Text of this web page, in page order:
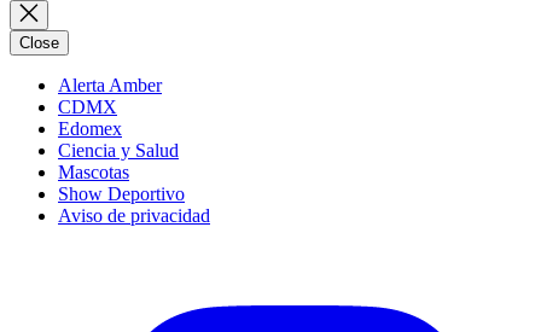
Close
Alerta Amber
CDMX
Edomex
Ciencia y Salud
Mascotas
Show Deportivo
Aviso de privacidad